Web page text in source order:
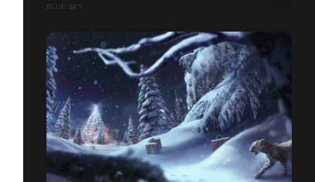
BLUE SKY